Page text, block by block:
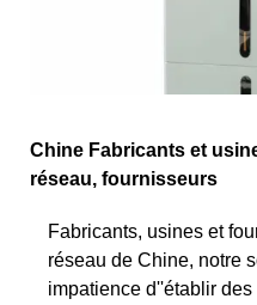
Chine Fabricants et
réseau, fournisseurs
Fabricants, usines et
réseau de Chine, notre
impatience d''établir